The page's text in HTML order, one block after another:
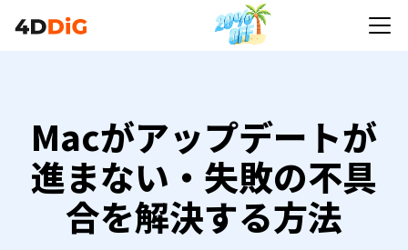
Macがアップデートが
進まない・失敗の不具
合を解決する方法